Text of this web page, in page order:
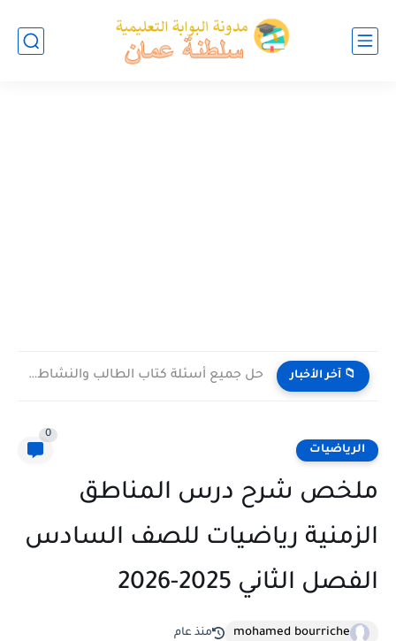
📁 آخر الأخبار حل جميع أسئلة كتاب الطالب والنشاط في الاحياء للصف العاشر...
الرياضيات
0
ملخص شرح درس المناطق
الزمنية رياضيات للصف السادس
الفصل الثاني 2025-2026
mohamed bourriche منذ عام